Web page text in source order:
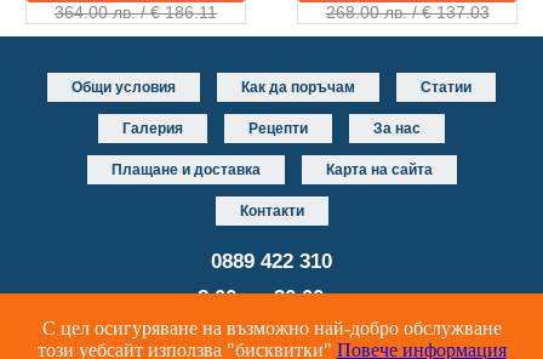
364.00 лв. / € 186.11
268.00 лв. / € 137.03
Общи условия Как да поръчам Статии
Галерия Рецепти За нас
Плащане и доставка Карта на сайта
Контакти
0889 422 310
от 8.00 до 20.00 часа
Уеб дизайн и разработкаDUALM studio
Онлайн риболовен магазин за риболовни принадлежности и аксесоари
С цел осигуряване на възможно най-добро обслужване
този уебсайт използва "бисквитки" Повече информация